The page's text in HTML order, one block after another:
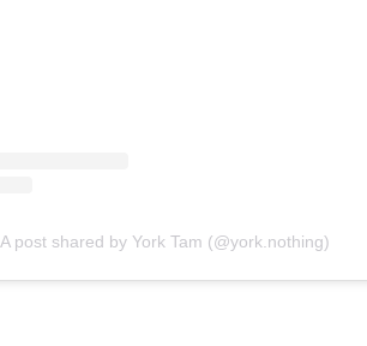
A post shared by York Tam (@york.nothing)